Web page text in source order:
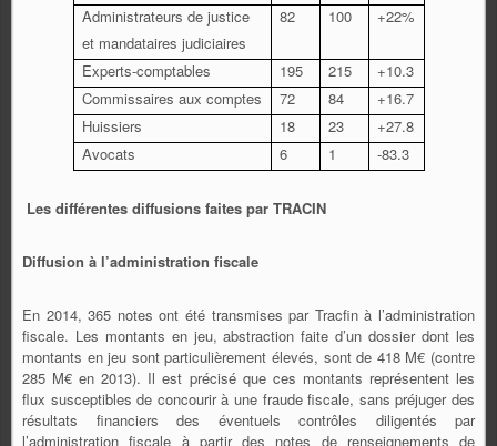
Administrateurs de justice
et mandataires judiciaires
82 100 +22%
Experts-comptables 195 215
+10.3
Commissaires aux comptes
72 84
+16.7
Huissiers
18 23
+27.8
Avocats
6 1 -83.3
Les différentes diffusions faites par TRACIN
Diffusion à l’administration fiscale
En 2014, 365 notes ont été transmises par Tracfin à l’administration
fiscale. Les montants en jeu, abstraction faite d’un dossier dont les
montants en jeu sont particulièrement élevés, sont de 418 M€ (contre
285 M€ en 2013). Il est précisé que ces montants représentent les
flux susceptibles de concourir à une fraude fiscale, sans préjuger des
résultats financiers des éventuels contrôles diligentés par
l’administration fiscale à partir des notes de renseignements de